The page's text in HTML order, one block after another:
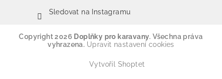
Sledovat na Instagramu
Copyright 2026 Doplňky pro karavany. Všechna práva
vyhrazena. Upravit nastavení cookies
Vytvořil Shoptet